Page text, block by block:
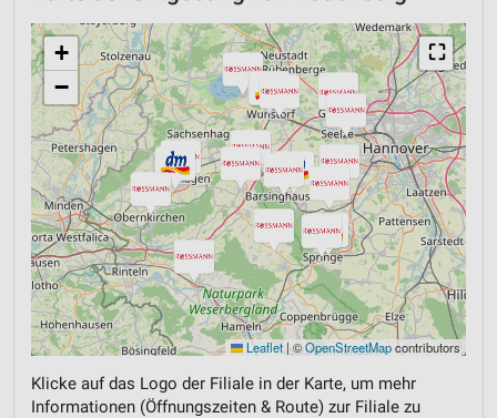
⛶
+
−
Leaflet |©OpenStreetMapcontributors
Klicke auf das Logo der Filiale in der Karte, um mehr
Informationen (Öffnungszeiten & Route) zur Filiale zu